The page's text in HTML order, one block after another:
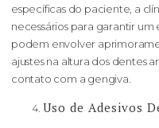
específicas do paciente, a
necessários para garantir
podem envolver
ajustes na altura dos dentes
contato com a gengiva.
Uso de Adesivos